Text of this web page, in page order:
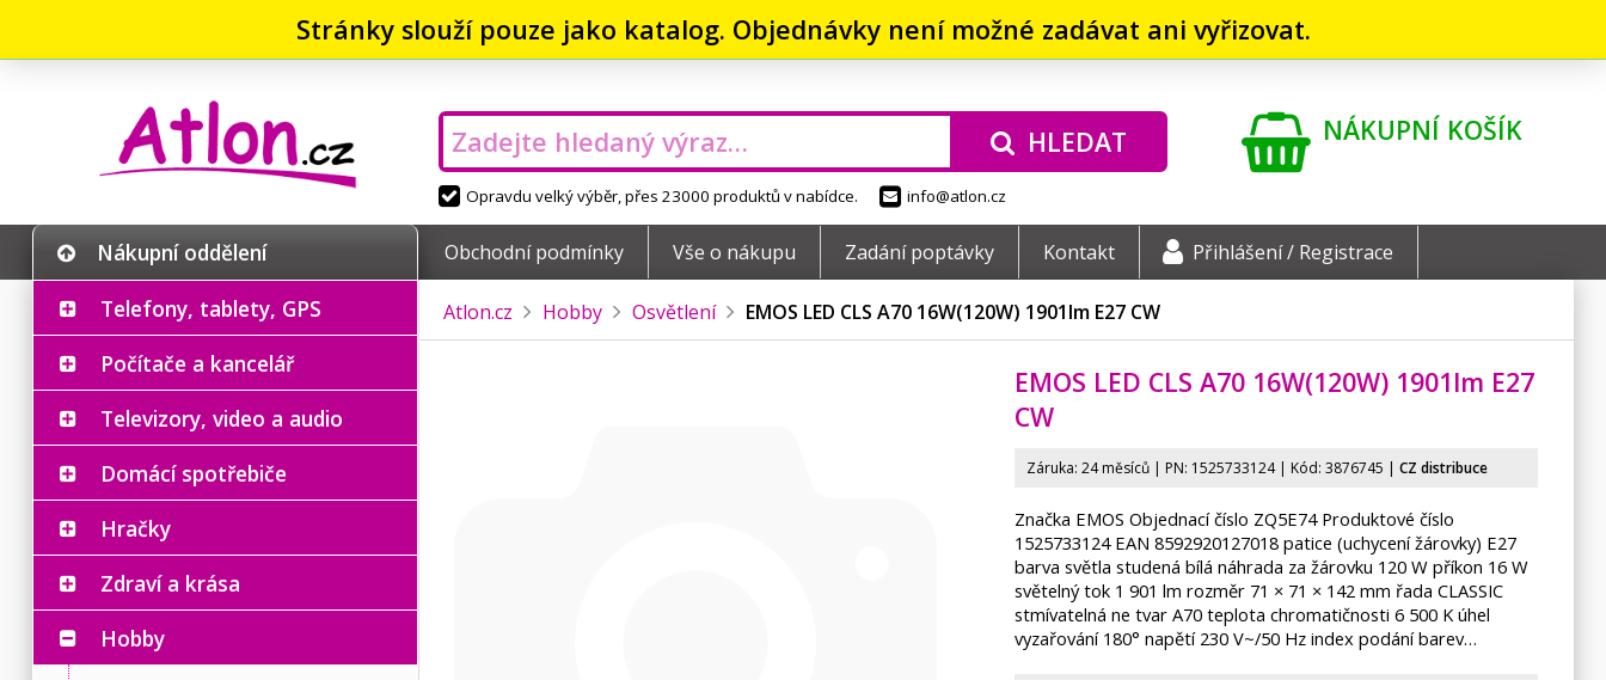
Stránky slouží pouze jako katalog. Objednávky není možné zadávat ani vyřizovat.
HLEDAT
Opravdu velký výběr, přes 23000 produktů v nabídce. info@atlon.cz
NÁKUPNÍ KOŠÍK
Nákupní oddělení Obchodní podmínky Vše o nákupu Zadání poptávky Kontakt Přihlášení / Registrace
Telefony, tablety, GPS
Počítače a kancelář
Televizory, video a audio
Domácí spotřebiče
Hračky
Zdraví a krása
Hobby
Atlon.cz Hobby Osvětlení EMOS LED CLS A70 16W(120W) 1901lm E27 CW
EMOS LED CLS A70 16W(120W) 1901lm E27
CW
Záruka: 24 měsíců | PN: 1525733124| Kód: 3876745 | CZ distribuce
Značka EMOS Objednací číslo ZQ5E74 Produktové číslo
1525733124 EAN 8592920127018 patice (uchycení žárovky) E27
barva světla studená bílá náhrada za žárovku 120 W příkon 16 W
světelný tok 1 901 lm rozměr 71 × 71 × 142 mm řada CLASSIC
stmívatelná ne tvar A70 teplota chromatičnosti 6 500 K úhel
vyzařování 180° napětí 230 V~/50 Hz index podání barev…